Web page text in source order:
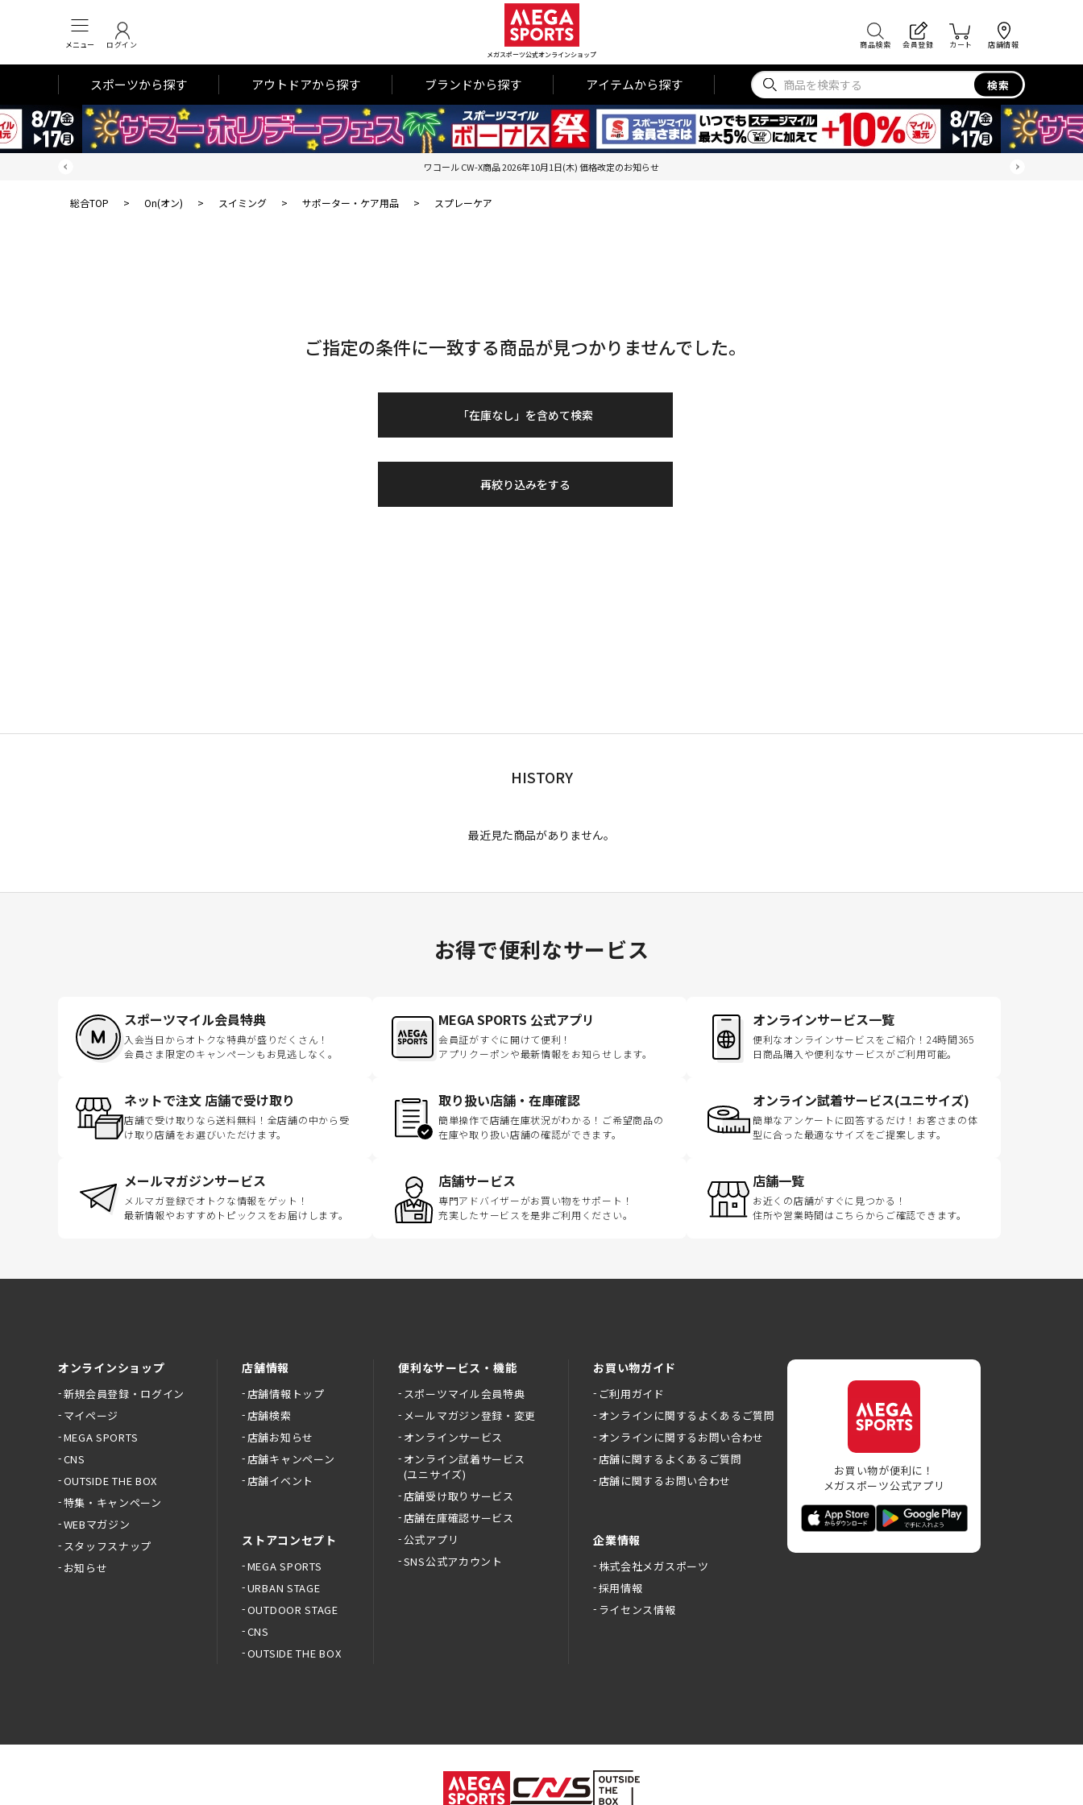
メニュー ログイン
メガスポーツ公式オンラインショップ
商品検索 会員登録 カート 店舗情報
スポーツから探す アウトドアから探す ブランドから探す アイテムから探す 検索
ワコール CW-X商品 2026年10月1日(木) 価格改定のお知らせ
総合TOP > On(オン) > スイミング > サポーター・ケア用品 > スプレーケア
ご指定の条件に一致する商品が見つかりませんでした。
「在庫なし」を含めて検索
再絞り込みをする
HISTORY
最近見た商品がありません。
お得で便利なサービス
スポーツマイル会員特典
入会当日からオトクな特典が盛りだくさん！
会員さま限定のキャンペーンもお見逃しなく。
MEGA SPORTS 公式アプリ
会員証がすぐに開けて便利！
アプリクーポンや最新情報をお知らせします。
オンラインサービス一覧
便利なオンラインサービスをご紹介！24時間365
日商品購入や便利なサービスがご利用可能。
ネットで注文 店舗で受け取り
店舗で受け取りなら送料無料！全店舗の中から受
け取り店舗をお選びいただけます。
取り扱い店舗・在庫確認
簡単操作で店舗在庫状況がわかる！ご希望商品の
在庫や取り扱い店舗の確認ができます。
オンライン試着サービス(ユニサイズ)
簡単なアンケートに回答するだけ！お客さまの体
型に合った最適なサイズをご提案します。
メールマガジンサービス
メルマガ登録でオトクな情報をゲット！
最新情報やおすすめトピックスをお届けします。
店舗サービス
専門アドバイザーがお買い物をサポート！
充実したサービスを是非ご利用ください。
店舗一覧
お近くの店舗がすぐに見つかる！
住所や営業時間はこちらからご確認できます。
オンラインショップ
新規会員登録・ログイン
マイページ
MEGA SPORTS
CNS
OUTSIDE THE BOX
特集・キャンペーン
WEBマガジン
スタッフスナップ
お知らせ
店舗情報
店舗情報トップ
店舗検索
店舗お知らせ
店舗キャンペーン
店舗イベント
ストアコンセプト
MEGA SPORTS
URBAN STAGE
OUTDOOR STAGE
CNS
OUTSIDE THE BOX
便利なサービス・機能
スポーツマイル会員特典
メールマガジン登録・変更
オンラインサービス
オンライン試着サービス
(ユニサイズ)
店舗受け取りサービス
店舗在庫確認サービス
公式アプリ
SNS公式アカウント
お買い物ガイド
ご利用ガイド
オンラインに関するよくあるご質問
オンラインに関するお問い合わせ
店舗に関するよくあるご質問
店舗に関するお問い合わせ
企業情報
株式会社メガスポーツ
採用情報
ライセンス情報
お買い物が便利に！
メガスポーツ公式アプリ